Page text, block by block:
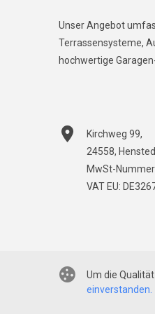
Unser Angebot
Terrassensysteme,
hochwertige
Kirchweg 99,
24558,
MwSt-
VAT EU:
© 2022-2026
Um die
einverstanden.